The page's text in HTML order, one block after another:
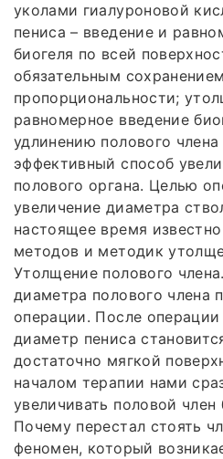
уколами гиалуроновой
пениса – введение и
биогеля по всей
обязательным
пропорциональности;
равномерное введение
удлинению полового
эффективный способ
полового органа. Целью
увеличение диаметра
настоящее время
методов и методик
Утолщение полового
диаметра полового члена
операции. После
диаметр пениса
достаточно мягкой
началом терапии нами
увеличивать половой
Почему перестал стоять
феномен, который